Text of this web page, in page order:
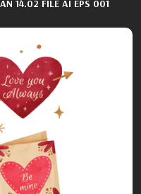
14.02 FILE AI EPS 001